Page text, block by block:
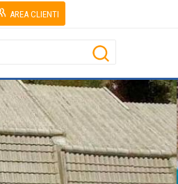
AREA CLIENTI